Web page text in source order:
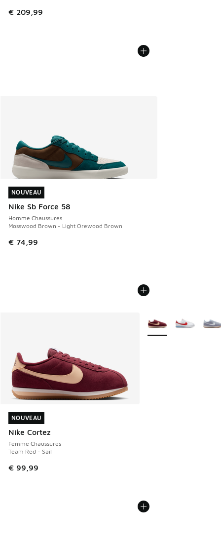
€ 209,99
NOUVEAU
Nike Sb Force 58
Homme Chaussures
Mosswood Brown - Light Orewood Brown
€ 74,99
NOUVEAU
NOUVEAU
Nike Cortez
Femme Chaussures
Team Red - Sail
€ 99,99
NOUVEAU
Plus de couleurs